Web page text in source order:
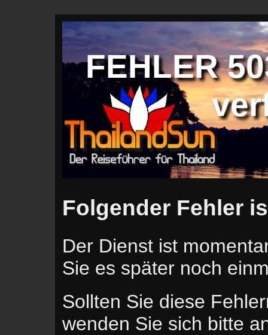
FEHLER
Folgender Fehler
Der Dienst ist
Sie es später noch
Sollten Sie diese
wenden Sie sich bitte